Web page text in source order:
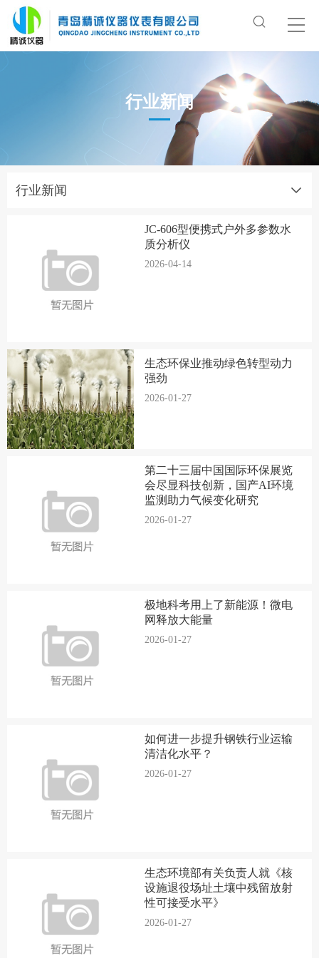
行业新闻
行业新闻
JC-606型便携式户外多参数水
质分析仪
2026-04-14
生态环保业推动绿色转型动力
强劲
2026-01-27
第二十三届中国国际环保展览
会尽显科技创新，国产AI环境
监测助力气候变化研究
2026-01-27
极地科考用上了新能源！微电
网释放大能量
2026-01-27
如何进一步提升钢铁行业运输
清洁化水平？
2026-01-27
生态环境部有关负责人就《核
设施退役场址土壤中残留放射
性可接受水平》
2026-01-27